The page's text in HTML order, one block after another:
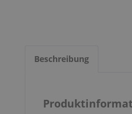
Beschreibung